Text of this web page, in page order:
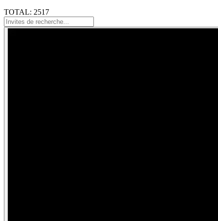
TOTAL: 2517